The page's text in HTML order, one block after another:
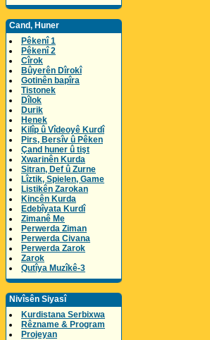
Cand, Huner
Pêkenî 1
Pêkenî 2
Cîrok
Bûyerên Dîrokî
Gotinên bapîra
Tistonek
Dîlok
Durik
Henek
Kilîp û Vîdeoyê Kurdî
Pirs, Bersîv û Pêken
Çand huner û tişt
Xwarinên Kurda
Sitran, Def û Zurne
Lîztik, Spielen, Game
Listikên Zarokan
Kincên Kurda
Edebîyata Kurdî
Zimanê Me
Perwerda Ziman
Perwerda Civana
Perwerda Zarok
Zarok
Qutîya Muzîkê-3
Nivîsên Siyasî
Kurdistana Serbixwa
Rêzname & Program
Projeyan